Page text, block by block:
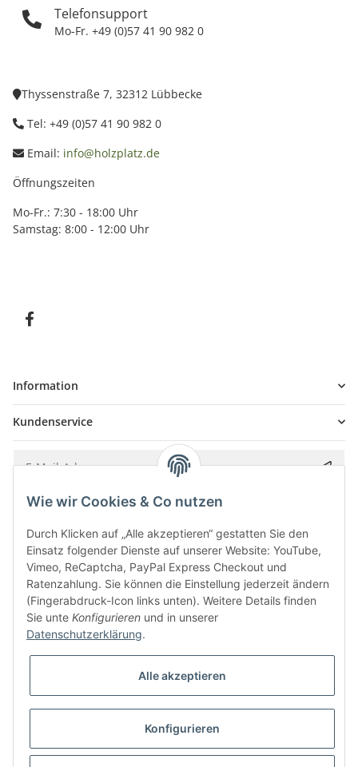
Telefonsupport
Mo-Fr. +49 (0)57 41 90 982 0
Thyssenstraße 7, 32312 Lübbecke
Tel: +49 (0)57 41 90 982 0
Email: info@holzplatz.de
Öffnungszeiten
Mo-Fr.: 7:30 - 18:00 Uhr
Samstag: 8:00 - 12:00 Uhr
Information
Kundenservice
Bitte senden Sie mir entsprechend IhrerDatenschutzerklärung
* Alle Preise inkl. gesetzlicher USt., zzgl.
Besucherzähler: 5848937
UmsetzungVlarom E-Commerce Agentur| Powered byJTL-Shop|
Wie wir Cookies & Co nutzen
Durch Klicken auf „Alle akzeptieren“ gestatten Sie den
Einsatz folgender Dienste auf unserer Website: YouTube,
Vimeo, ReCaptcha, PayPal Express Checkout und
Ratenzahlung. Sie können die Einstellung jederzeit ändern
(Fingerabdruck-Icon links unten). Weitere Details finden
Sie unte Konfigurieren und in unserer
Datenschutzerklärung.
Alle akzeptieren
Konfigurieren